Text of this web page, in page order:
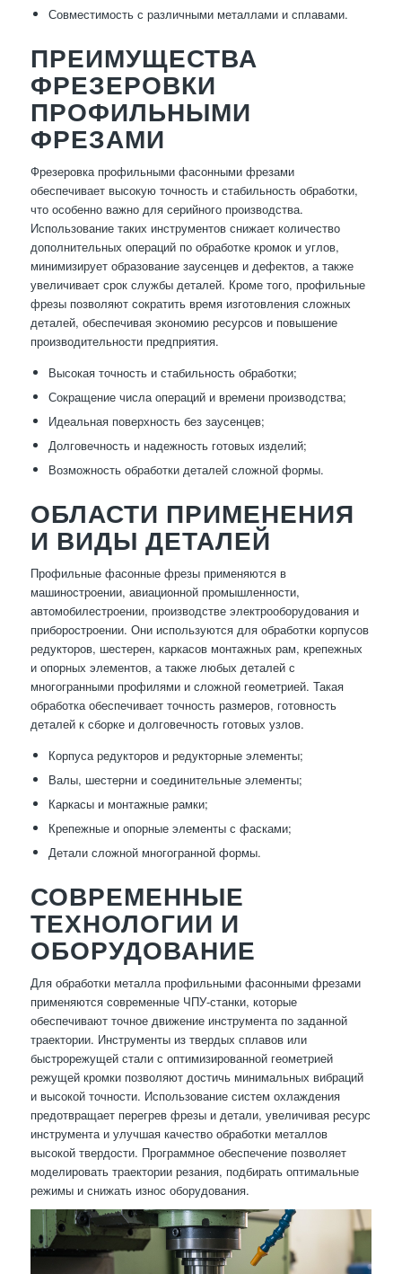
Совместимость с различными металлами и сплавами.
ПРЕИМУЩЕСТВА
ФРЕЗЕРОВКИ
ПРОФИЛЬНЫМИ
ФРЕЗАМИ
Фрезеровка профильными фасонными фрезами
обеспечивает высокую точность и стабильность обработки,
что особенно важно для серийного производства.
Использование таких инструментов снижает количество
дополнительных операций по обработке кромок и углов,
минимизирует образование заусенцев и дефектов, а также
увеличивает срок службы деталей. Кроме того, профильные
фрезы позволяют сократить время изготовления сложных
деталей, обеспечивая экономию ресурсов и повышение
производительности предприятия.
Высокая точность и стабильность обработки;
Сокращение числа операций и времени производства;
Идеальная поверхность без заусенцев;
Долговечность и надежность готовых изделий;
Возможность обработки деталей сложной формы.
ОБЛАСТИ ПРИМЕНЕНИЯ
И ВИДЫ ДЕТАЛЕЙ
Профильные фасонные фрезы применяются в
машиностроении, авиационной промышленности,
автомобилестроении, производстве электрооборудования и
приборостроении. Они используются для обработки корпусов
редукторов, шестерен, каркасов монтажных рам, крепежных
и опорных элементов, а также любых деталей с
многогранными профилями и сложной геометрией. Такая
обработка обеспечивает точность размеров, готовность
деталей к сборке и долговечность готовых узлов.
Корпуса редукторов и редукторные элементы;
Валы, шестерни и соединительные элементы;
Каркасы и монтажные рамки;
Крепежные и опорные элементы с фасками;
Детали сложной многогранной формы.
СОВРЕМЕННЫЕ
ТЕХНОЛОГИИ И
ОБОРУДОВАНИЕ
Для обработки металла профильными фасонными фрезами
применяются современные ЧПУ-станки, которые
обеспечивают точное движение инструмента по заданной
траектории. Инструменты из твердых сплавов или
быстрорежущей стали с оптимизированной геометрией
режущей кромки позволяют достичь минимальных вибраций
и высокой точности. Использование систем охлаждения
предотвращает перегрев фрезы и детали, увеличивая ресурс
инструмента и улучшая качество обработки металлов
высокой твердости. Программное обеспечение позволяет
моделировать траектории резания, подбирать оптимальные
режимы и снижать износ оборудования.